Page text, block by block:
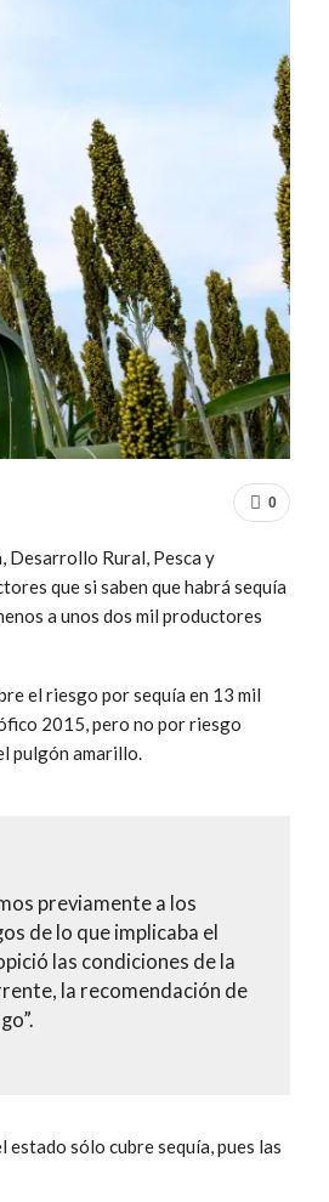
0
Desarrollo Rural, Pesca y
que si saben que habrá sequía
a unos dos mil productores
el riesgo por sequía en 13 mil
2015, pero no por riesgo
pulgón amarillo.
previamente a los
de lo que implicaba el
las condiciones de la
la recomendación de
sólo cubre sequía, pues las